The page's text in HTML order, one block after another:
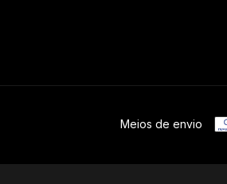
Meios de envio